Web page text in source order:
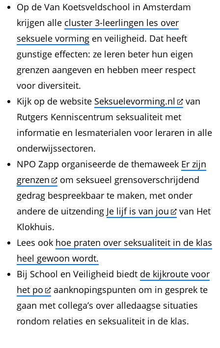
Op de Van Koetsveldschool in Amsterdam
krijgen alle cluster 3-leerlingen les over
seksuele vorming en veiligheid. Dat heeft
gunstige effecten: ze leren beter hun eigen
grenzen aangeven en hebben meer respect
voor diversiteit.
Kijk op de website Seksuelevorming.nl
van
Rutgers Kenniscentrum seksualiteit met
informatie en lesmaterialen voor leraren in alle
onderwijssectoren.
NPO Zapp organiseerde de themaweek Er zijn
grenzen
om seksueel grensoverschrijdend
gedrag bespreekbaar te maken, met onder
andere de uitzending Je lijf is van jou
van Het
Klokhuis.
Lees ook hoe praten over seksualiteit in de klas
heel gewoon wordt.
Bij School en Veiligheid biedt de kijkroute voor
het po
aanknopingspunten om in gesprek te
gaan met collega’s over alledaagse situaties
rondom relaties en seksualiteit in de klas.